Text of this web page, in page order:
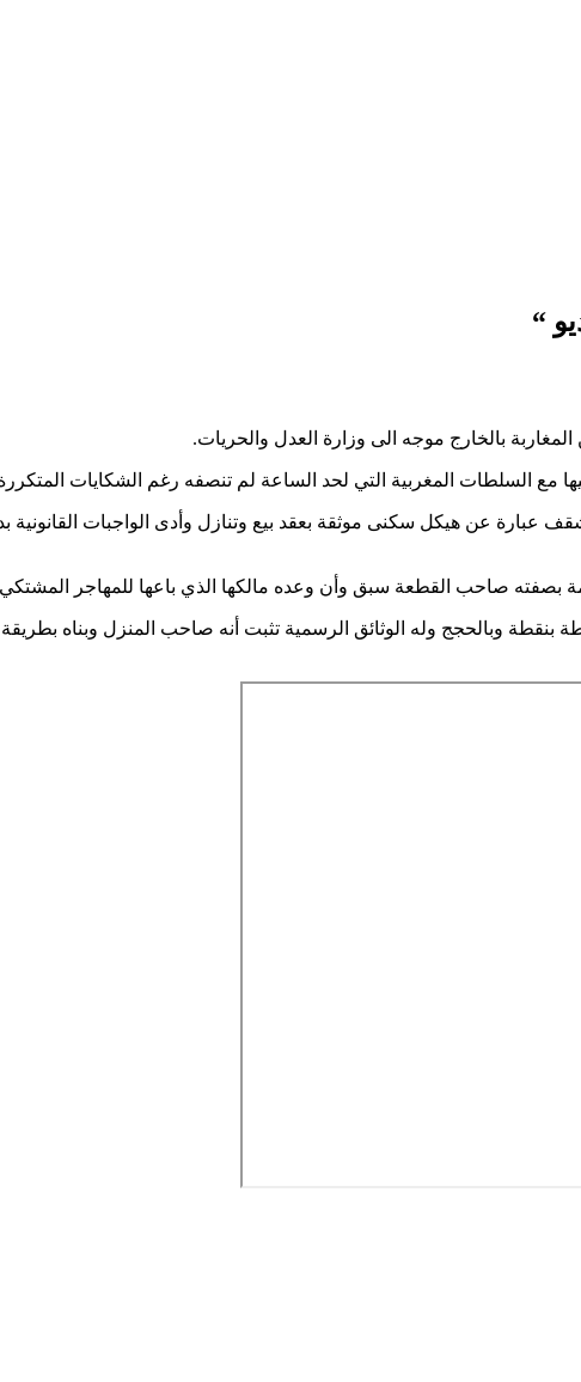
“
بالخارج موجه الى وزارة العدل والحريات.
مع السلطات المغربية التي لحد الساعة لم تنصفه رغم الشكايات
أرضية سنة 2001 بطريق عين الشقف عبارة عن هيكل سكنى موثقة بعقد بيع وتنازل وأدى
بصفته صاحب القطعة سبق وأن وعده مالكها الذي باعها للمهاجر
وبالحجج وله الوثائق الرسمية تثبت أنه صاحب المنزل وبناه